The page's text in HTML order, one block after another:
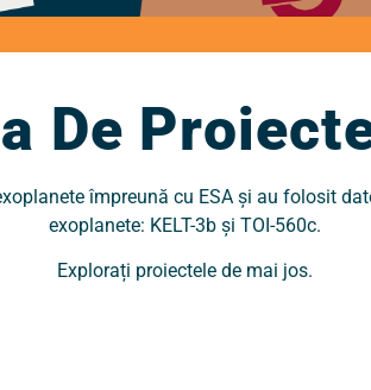
De
împreună cu ESA și au folosit
exoplanete: KELT-3b și TOI-560c.
Explorați proiectele de mai jos.